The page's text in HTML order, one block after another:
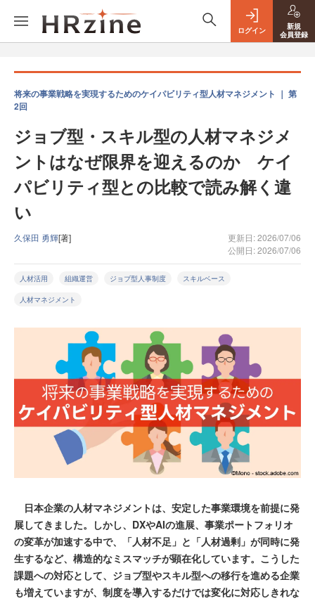
ログイン
新規
会員登録
将来の事業戦略を実現するためのケイパビリティ型人材マネジメント ｜ 第
2回
ジョブ型・スキル型の人材マネジメ
ントはなぜ限界を迎えるのか ケイ
パビリティ型との比較で読み解く違
い
久保田 勇輝[著]
更新日: 2026/07/06
公開日: 2026/07/06
人材活用 組織運営 ジョブ型人事制度 スキルベース
人材マネジメント
日本企業の人材マネジメントは、安定した事業環境を前提に発
展してきました。しかし、DXやAIの進展、事業ポートフォリオ
の変革が加速する中で、「人材不足」と「人材過剰」が同時に発
生するなど、構造的なミスマッチが顕在化しています。こうした
課題への対応として、ジョブ型やスキル型への移行を進める企業
も増えていますが、制度を導入するだけでは変化に対応しきれな